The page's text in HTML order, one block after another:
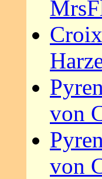
von
von